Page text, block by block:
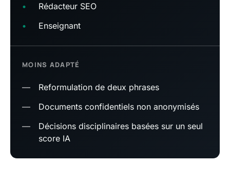
•
Rédacteur SEO
•
Enseignant
MOINS ADAPTÉ
—
Reformulation de deux phrases
—
Documents confidentiels non anonymisés
—
Décisions disciplinaires basées sur un seul
score IA